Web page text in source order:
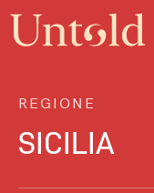
REGIONE
SICILIA